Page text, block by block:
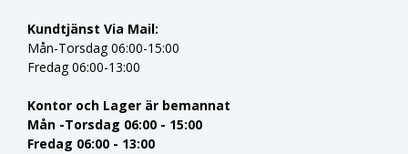
Kundtjänst Via Mail:
Mån-Torsdag 06:00-15:00
Fredag 06:00-13:00
Kontor och Lager är bemannat
Mån -Torsdag 06:00 - 15:00
Fredag 06:00 - 13:00